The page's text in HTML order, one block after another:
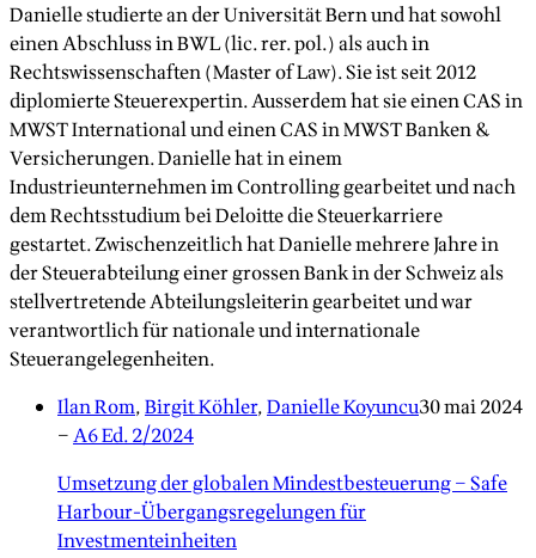
Danielle studierte an der Universität Bern und hat sowohl
einen Abschluss in BWL (lic. rer. pol.) als auch in
Rechtswissenschaften (Master of Law). Sie ist seit 2012
diplomierte Steuerexpertin. Ausserdem hat sie einen CAS in
MWST International und einen CAS in MWST Banken &
Versicherungen. Danielle hat in einem
Industrieunternehmen im Controlling gearbeitet und nach
dem Rechtsstudium bei Deloitte die Steuerkarriere
gestartet. Zwischenzeitlich hat Danielle mehrere Jahre in
der Steuerabteilung einer grossen Bank in der Schweiz als
stellvertretende Abteilungsleiterin gearbeitet und war
verantwortlich für nationale und internationale
Steuerangelegenheiten.
Ilan Rom,Birgit Köhler,Danielle Koyuncu30 mai 2024
–A6 Ed. 2/2024
Umsetzung der globalen Mindestbesteuerung – Safe
Harbour-Übergangsregelungen für
Investmenteinheiten